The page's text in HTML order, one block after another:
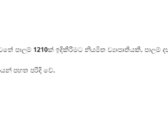
පාලම් 1210ක් ඉදිකිරීමට නියමිත ව්‍යාපෘතියකි. පාලම්
පරිදි වේ.